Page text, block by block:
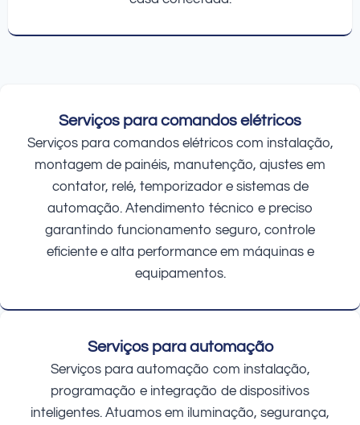
Serviços para comandos elétricos
Serviços para comandos elétricos com instalação,
montagem de painéis, manutenção, ajustes em
contator, relé, temporizador e sistemas de
automação. Atendimento técnico e preciso
garantindo funcionamento seguro, controle
eficiente e alta performance em máquinas e
equipamentos.
Serviços para automação
Serviços para automação com instalação,
programação e integração de dispositivos
inteligentes. Atuamos em iluminação, segurança,